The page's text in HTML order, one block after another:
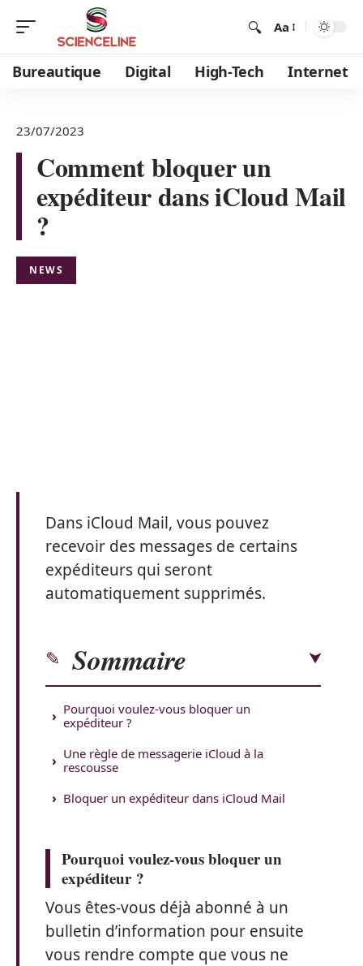
Aa
Bureautique Digital High-Tech Internet
23/07/2023
Comment bloquer un
expéditeur dans iCloud Mail
?
NEWS
Dans iCloud Mail, vous pouvez
recevoir des messages de certains
expéditeurs qui seront
automatiquement supprimés.
Sommaire
Pourquoi voulez-vous bloquer un
expéditeur ?
Une règle de messagerie iCloud à la
rescousse
Bloquer un expéditeur dans iCloud Mail
Pourquoi voulez-vous bloquer un
expéditeur ?
Vous êtes-vous déjà abonné à un
bulletin d’information pour ensuite
vous rendre compte que vous ne